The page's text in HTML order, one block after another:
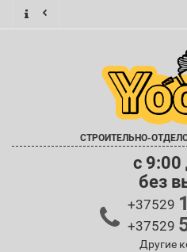
СТРОИТЕЛЬНО-
c 9:00
без
+37529
+37529
Другие